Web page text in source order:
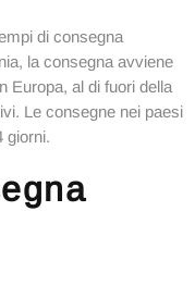
di consegna
la consegna avviene
Europa, al di fuori della
Le consegne nei paesi
giorni.